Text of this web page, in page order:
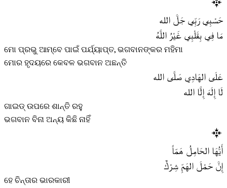
حَسْبِي رَبِّي جَلَّ الله
مَا فِي بِقَلْبِي غَيْرُ اللَّهُ
ମୋ ପ୍ରଭୁ ଆମ୍ବେ ପାଇଁ ପର୍ଯ୍ୟାପ୍ତ, ଭଗବାନଙ୍କର ମହିମା
ମୋର ହୃଦୟରେ କେବଳ ଭଗବାନ ଅଛନ୍ତି
عَلَى الهَادِي صَلَّى الله
لَا إِلَهَ إِلَّا الله
ଗାଇଡ୍ ଉପରେ ଶାନ୍ତି ରହୁ
ଭଗବାନ ବିନା ଅନ୍ୟ କିଛି ନାହିଁ
أَيُّهَا الحَامِلُ هَمّاً
إِنَّ حَمْلَ الهَمِّ شِرْكٌ
ହେ ଚିନ୍ତାର ଭାରକାରୀ